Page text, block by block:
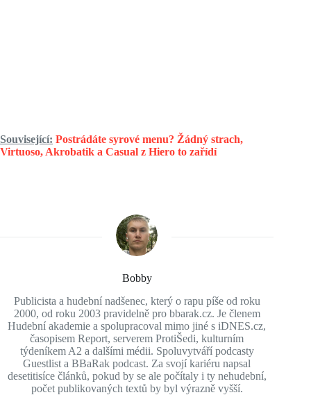
Související: Postrádáte syrové menu? Žádný strach,
Virtuoso, Akrobatik a Casual z Hiero to zařídí
Bobby
Publicista a hudební nadšenec, který o rapu píše od roku
2000, od roku 2003 pravidelně pro bbarak.cz. Je členem
Hudební akademie a spolupracoval mimo jiné s iDNES.cz,
časopisem Report, serverem ProtiŠedi, kulturním
týdeníkem A2 a dalšími médii. Spoluvytváří podcasty
Guestlist a BBaRak podcast. Za svojí kariéru napsal
desetitisíce článků, pokud by se ale počítaly i ty nehudební,
počet publikovaných textů by byl výrazně vyšší.